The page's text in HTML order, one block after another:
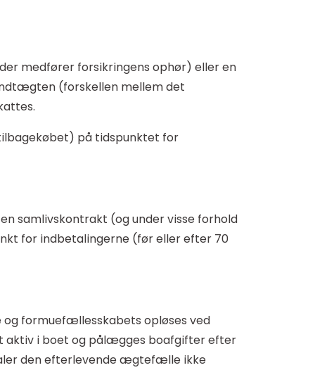
medfører forsikringens ophør) eller en
(forskellen mellem det
på tidspunktet for
samlivskontrakt (og under visse forhold
for indbetalingerne (før eller efter 70
formuefællesskabets opløses ved
aktiv i boet og pålægges boafgifter efter
den efterlevende ægtefælle ikke